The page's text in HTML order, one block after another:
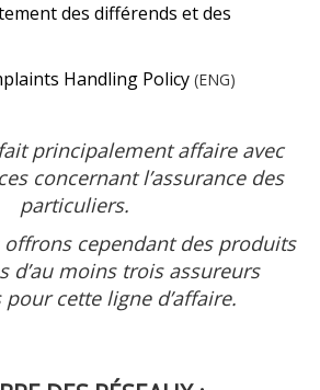
des différends et des
Handling Policy (ENG)
principalement affaire avec
concernant l’assurance des
particuliers.
offrons cependant des produits
d’au moins trois assureurs
cette ligne d’affaire.